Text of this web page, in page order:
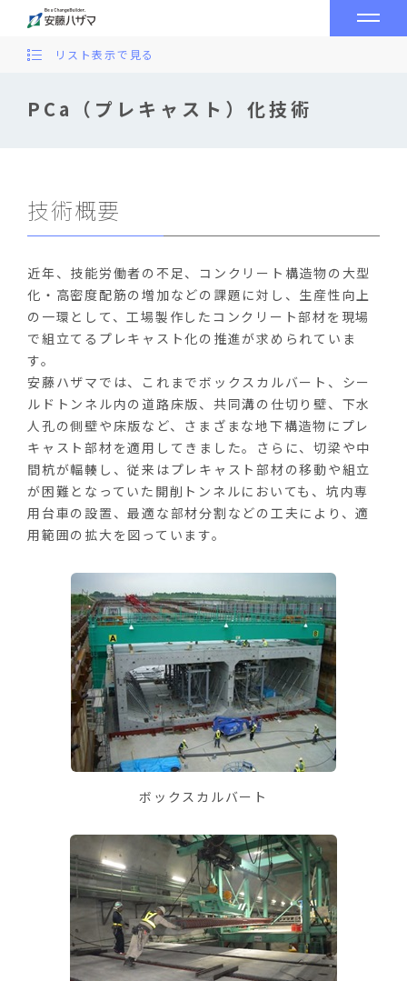
PCa（プレキャスト）化技術
リスト表示で見る
技術概要
近年、技能労働者の不足、コンクリート構造物の大型
化・高密度配筋の増加などの課題に対し、生産性向上
の一環として、工場製作したコンクリート部材を現場
で組立てるプレキャスト化の推進が求められていま
す。
安藤ハザマでは、これまでボックスカルバート、シー
ルドトンネル内の道路床版、共同溝の仕切り壁、下水
人孔の側壁や床版など、さまざまな地下構造物にプレ
キャスト部材を適用してきました。さらに、切梁や中
間杭が輻輳し、従来はプレキャスト部材の移動や組立
が困難となっていた開削トンネルにおいても、坑内専
用台車の設置、最適な部材分割などの工夫により、適
用範囲の拡大を図っています。
ボックスカルバート